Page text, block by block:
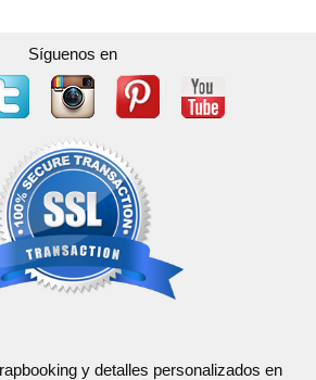
Síguenos en
y detalles personalizados en